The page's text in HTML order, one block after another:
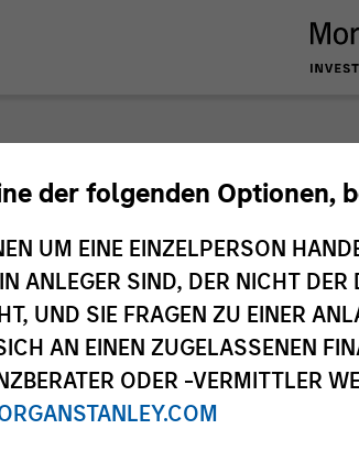
der folgenden Optionen,
UM EINE EINZELPERSON
ANLEGER SIND, DER NICHT
UND SIE FRAGEN ZU EINER
AN EINEN ZUGELASSENEN
ODER -VERMITTLER